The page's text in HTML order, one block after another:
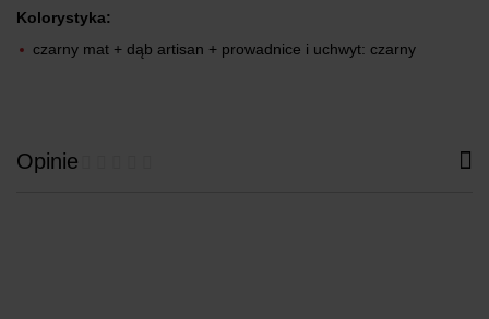
Kolorystyka:
czarny mat + dąb artisan + prowadnice i uchwyt: czarny
Opinie